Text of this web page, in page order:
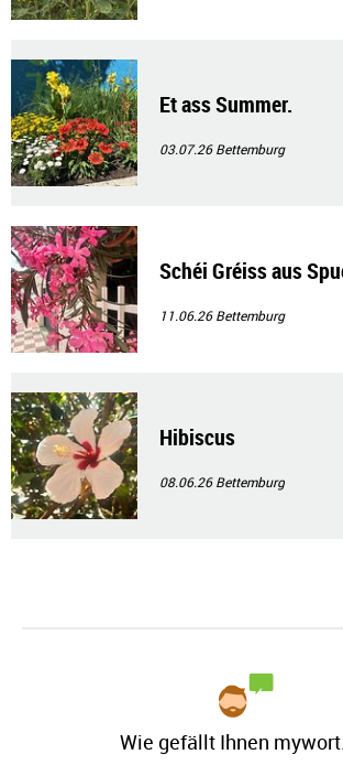
Et ass Summer.
03.07.26Bettemburg
Schéi Gréiss aus
11.06.26Bettemburg
Hibiscus
08.06.26Bettemburg
Wie gefällt Ihnen